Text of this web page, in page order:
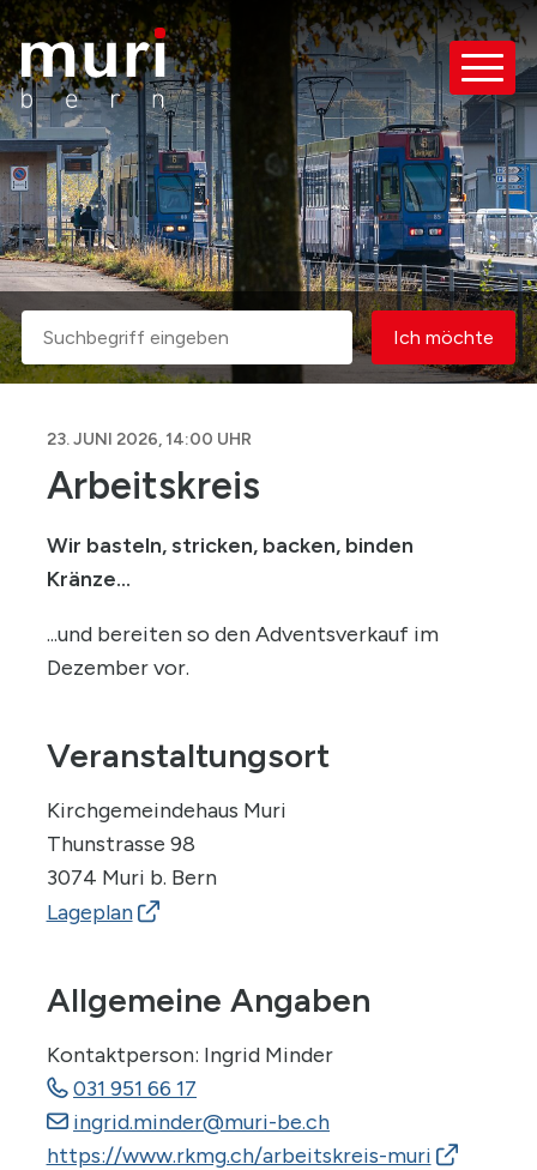
Navigieren in Muri bei Bern
Schnellnavigation
Suche
Suchbegriff
Suche starten
IchIch möchte
Arbeitskreis
23. JUNI 2026, 14:00 UHR
Wir basteln, stricken, backen, binden
Kränze...
...und bereiten so den Adventsverkauf im
Dezember vor.
Veranstaltungsort
Kirchgemeindehaus Muri
Thunstrasse 98
3074 Muri b. Bern
Lageplan
Allgemeine Angaben
Kontaktperson: Ingrid Minder
031 951 66 17
ingrid.minder@muri-be.ch
https://www.rkmg.ch/arbeitskreis-muri